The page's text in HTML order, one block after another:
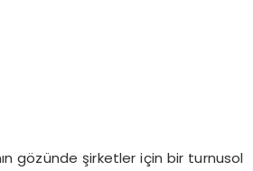
gözünde şirketler için bir turnusol